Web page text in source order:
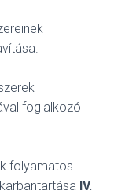
foglalkozó
folyamatos
IV.